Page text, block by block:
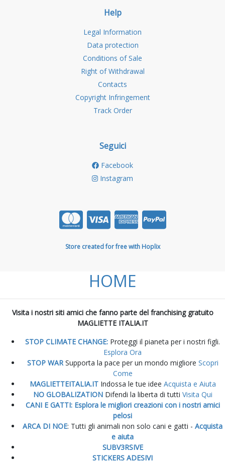
Help
Legal Information
Data protection
Conditions of Sale
Right of Withdrawal
Contacts
Copyright Infringement
Track Order
Seguici
Facebook
Instagram
Store created for free with Hoplix
HOME
Visita i nostri siti amici che fanno parte del franchising gratuito
MAGLIETTE ITALIA.IT
STOP CLIMATE CHANGE: Proteggi il pianeta per i nostri figli.
Esplora Ora
STOP WARSupporta la pace per un mondo migliore Scopri
Come
MAGLIETTEITALIA.ITIndossa le tue idee Acquista e Aiuta
NO GLOBALIZATION Difendi la liberta di tutti Visita Qui
CANI E GATTI: Esplora le migliori creazioni con i nostri amici
pelosi
ARCA DI NOE: Tutti gli animali non solo cani e gatti - Acquista
e aiuta
SUBV3RSIVE
STICKERS ADESIVI